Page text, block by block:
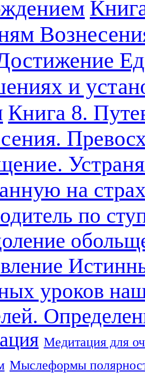
и
Книга 8.
на
по
уроков
Медитация для
Мыслеформы